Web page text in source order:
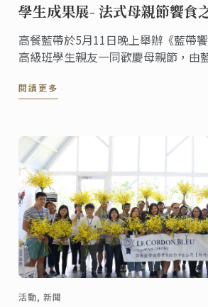
學生成果展- 法式母親節饗食
高餐藍帶於5月11日晚上舉辦《藍帶
高級班學生親友一同歡慶母親節，由
蜜母親節晚宴。
閱讀更多
活動, 新聞